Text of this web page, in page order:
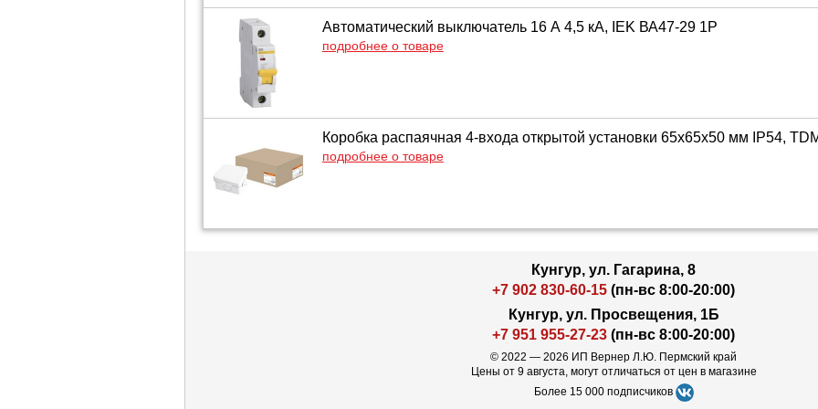
Автоматический выключатель 16 А 4,5 кА, IEK ВА47-29 1Р
подробнее о товаре
Коробка распаячная 4-входа открытой установки 65х65х50 мм IP54,
подробнее о товаре
Кунгур, ул. Гагарина, 8
+7 902 830-60-15 (пн-вс 8:00-20:00)
Кунгур, ул. Просвещения, 1Б
+7 951 955-27-23 (пн-вс 8:00-20:00)
© 2022 — 2026 ИП Вернер Л.Ю. Пермский край
Цены от 9 августа, могут отличаться от цен в магазине
Более 15 000 подписчиков